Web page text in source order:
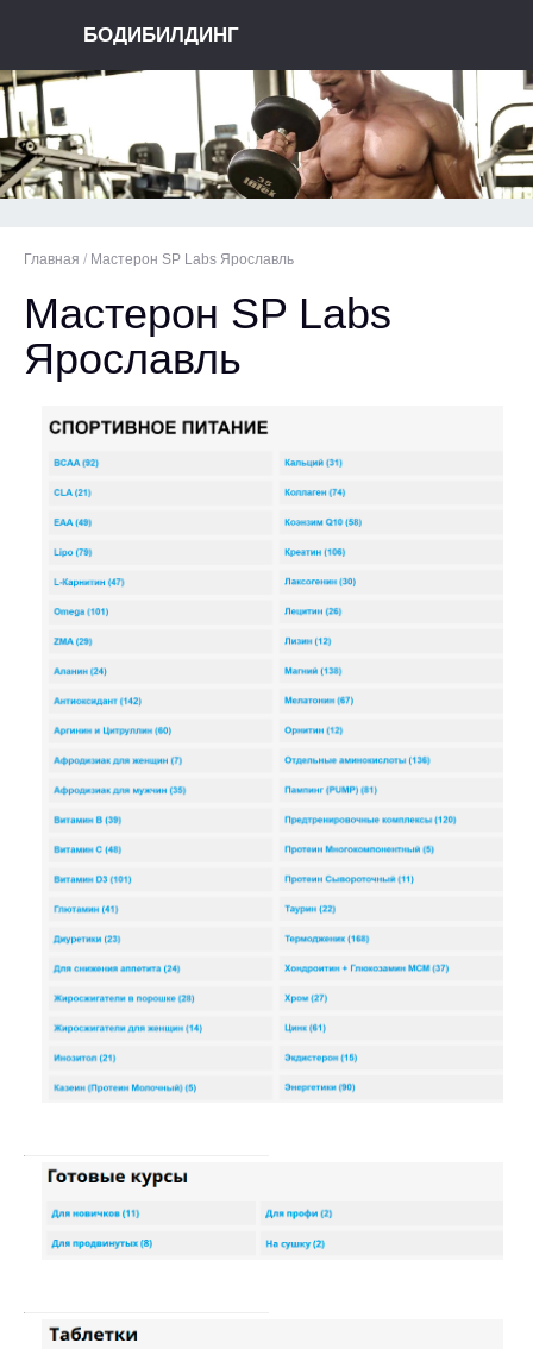
БОДИБИЛДИНГ
Главная / Мастерон SP Labs Ярославль
Мастерон SP Labs
Ярославль